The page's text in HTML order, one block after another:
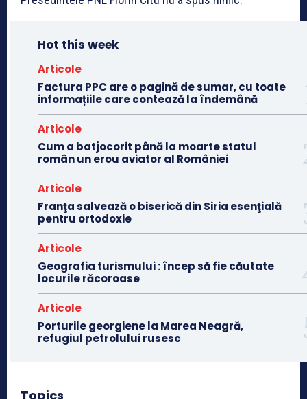
Hot this week
Articole
Factura PPC are o pagină de sumar, cu toate
informațiile care contează la îndemână
Articole
Cum a batjocorit până la moarte statul
român un erou aviator al României
Articole
Franţa salvează o biserică din Siria esenţială
pentru ortodoxie
Articole
Geografia turismului : încep să fie căutate
locurile răcoroase
Articole
Porturile georgiene la Marea Neagră,
refugiul petrolului rusesc
Topics